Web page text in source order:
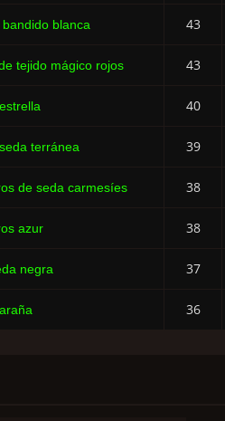
blanca 43
tejido mágico rojos 43
40
terránea 39
de seda carmesíes 38
azur 38
negra 37
36